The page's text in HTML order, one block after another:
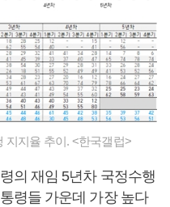
지지율 추이. <한국갤럽>
의 재임 5년차 국정수행
령들 가운데 가장 높다